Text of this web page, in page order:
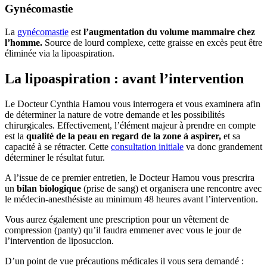
Gynécomastie
La gynécomastie est l’augmentation du volume mammaire chez
l’homme. Source de lourd complexe, cette graisse en excès peut être
éliminée via la lipoaspiration.
La lipoaspiration : avant l’intervention
Le Docteur Cynthia Hamou vous interrogera et vous examinera afin
de déterminer la nature de votre demande et les possibilités
chirurgicales. Effectivement, l’élément majeur à prendre en compte
est la qualité de la peau en regard de la zone à aspirer, et sa
capacité à se rétracter. Cette consultation initiale va donc grandement
déterminer le résultat futur.
A l’issue de ce premier entretien, le Docteur Hamou vous prescrira
un bilan biologique (prise de sang) et organisera une rencontre avec
le médecin-anesthésiste au minimum 48 heures avant l’intervention.
Vous aurez également une prescription pour un vêtement de
compression (panty) qu’il faudra emmener avec vous le jour de
l’intervention de liposuccion.
D’un point de vue précautions médicales il vous sera demandé :